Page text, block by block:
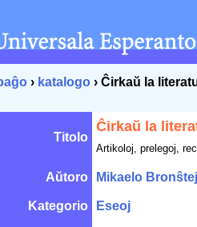
› katalogo › Ĉirkaŭ la
Titolo
Ĉirkaŭ la
Artikoloj, prelegoj,
Aŭtoro Mikaelo
Kategorio Eseoj